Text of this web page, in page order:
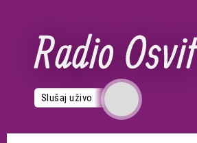
sadržaj
Slušaj uživo